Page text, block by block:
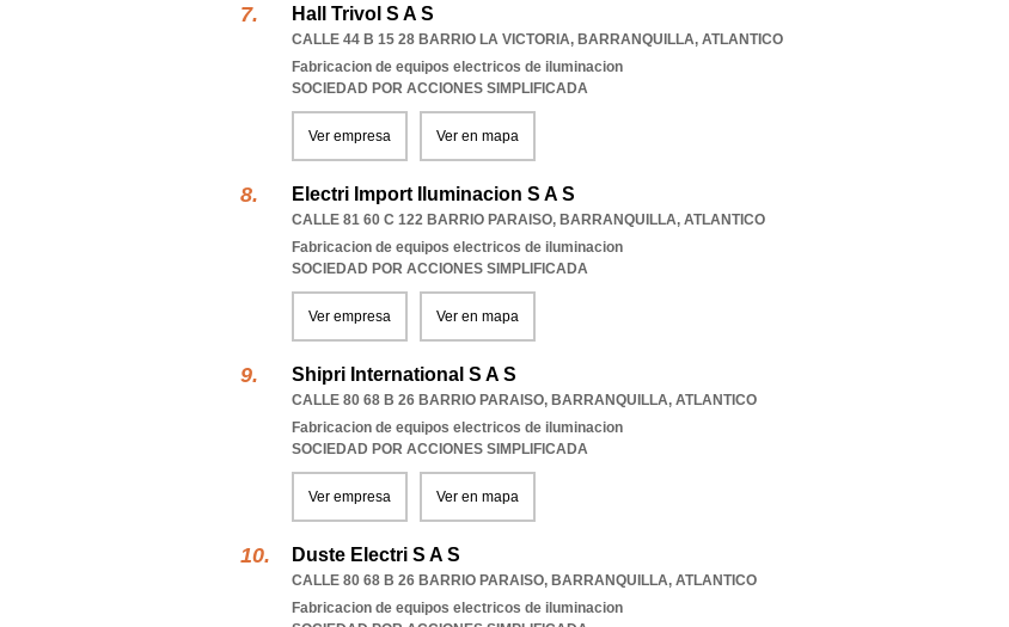
Hall Trivol S A S
CALLE 44 B 15 28 BARRIO LA VICTORIA, BARRANQUILLA, ATLANTICO
Fabricacion de equipos electricos de iluminacion
SOCIEDAD POR ACCIONES SIMPLIFICADA
Ver empresa Ver en mapa
Electri Import Iluminacion S A S
CALLE 81 60 C 122 BARRIO PARAISO, BARRANQUILLA, ATLANTICO
Fabricacion de equipos electricos de iluminacion
SOCIEDAD POR ACCIONES SIMPLIFICADA
Ver empresa Ver en mapa
Shipri International S A S
CALLE 80 68 B 26 BARRIO PARAISO, BARRANQUILLA, ATLANTICO
Fabricacion de equipos electricos de iluminacion
SOCIEDAD POR ACCIONES SIMPLIFICADA
Ver empresa Ver en mapa
Duste Electri S A S
CALLE 80 68 B 26 BARRIO PARAISO, BARRANQUILLA, ATLANTICO
Fabricacion de equipos electricos de iluminacion